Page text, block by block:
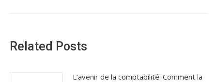
Related Posts
L’avenir de la comptabilité: Comment la